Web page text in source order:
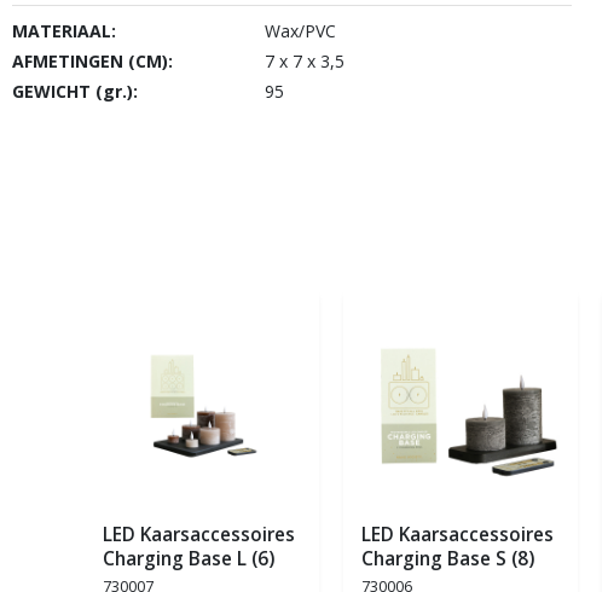
MATERIAAL:
Wax/PVC
AFMETINGEN (CM):
7 x 7 x 3,5
GEWICHT (gr.):
95
LED Kaarsaccessoires
Charging Base L (6)
730007
LED Kaarsaccessoires
Charging Base S (8)
730006